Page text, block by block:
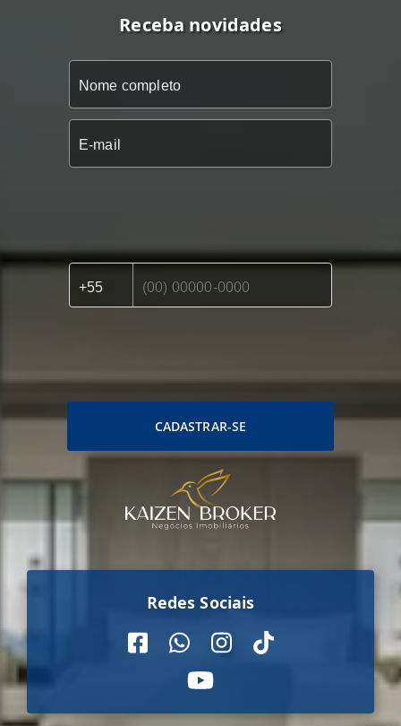
📍 Nosso Endereço: Rua Adelino de Campos,
125, Jardim América – Bragança Paulista/SP
🌐 Acesse: www.kaizenbroker.com.br
Vamos juntos realizar esse sonho!
🔒 Informações sujeitas a alterações sem
🔒 Nos reservamos ao direito de possíveis
erros de digitação.
Receba novidades
CADASTRAR-SE
Redes Sociais